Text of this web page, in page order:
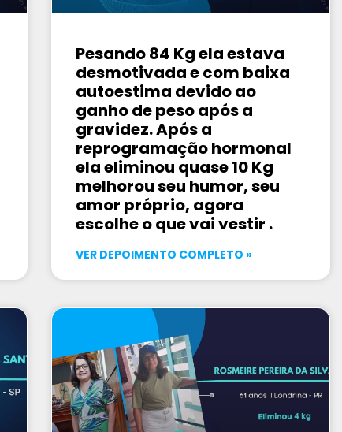
Pesando 84 Kg ela estava
desmotivada e com baixa
autoestima devido ao
ganho de peso após a
gravidez. Após a
reprogramação hormonal
ela eliminou quase 10 Kg
melhorou seu humor, seu
amor próprio, agora
escolhe o que vai vestir .
VER DEPOIMENTO COMPLETO »